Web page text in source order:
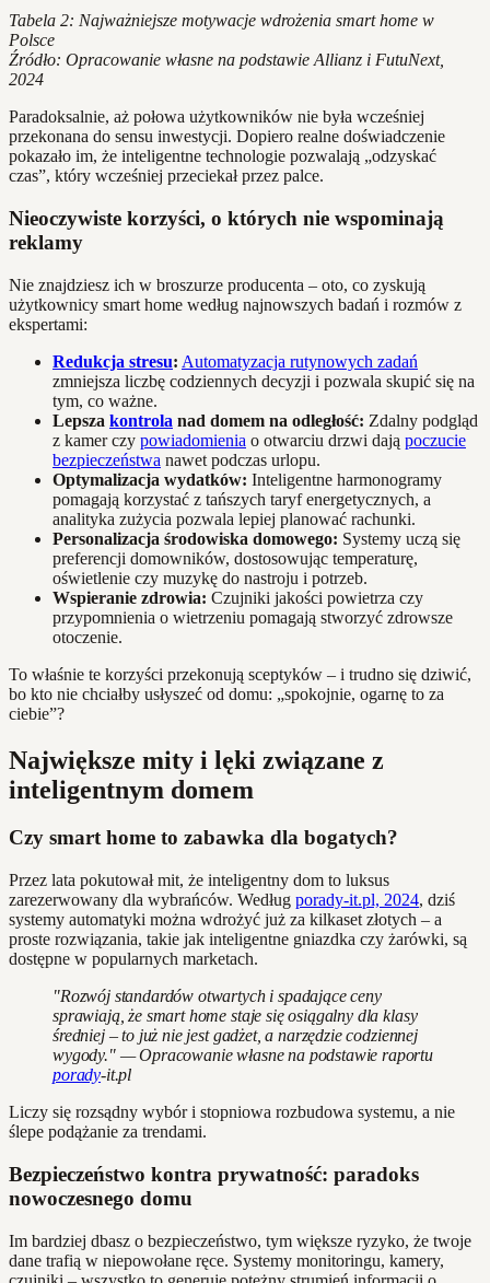
Tabela 2: Najważniejsze motywacje wdrożenia smart home w
Polsce
Źródło: Opracowanie własne na podstawie Allianz i FutuNext,
2024
Paradoksalnie, aż połowa użytkowników nie była wcześniej
przekonana do sensu inwestycji. Dopiero realne doświadczenie
pokazało im, że inteligentne technologie pozwalają „odzyskać
czas”, który wcześniej przeciekał przez palce.
Nieoczywiste korzyści, o których nie wspominają
reklamy
Nie znajdziesz ich w broszurze producenta – oto, co zyskują
użytkownicy smart home według najnowszych badań i rozmów z
ekspertami:
Redukcja stresu: Automatyzacja rutynowych zadań
zmniejsza liczbę codziennych decyzji i pozwala skupić się na
tym, co ważne.
Lepsza kontrola nad domem na odległość: Zdalny podgląd
z kamer czy powiadomienia o otwarciu drzwi dają poczucie
bezpieczeństwa nawet podczas urlopu.
Optymalizacja wydatków: Inteligentne harmonogramy
pomagają korzystać z tańszych taryf energetycznych, a
analityka zużycia pozwala lepiej planować rachunki.
Personalizacja środowiska domowego: Systemy uczą się
preferencji domowników, dostosowując temperaturę,
oświetlenie czy muzykę do nastroju i potrzeb.
Wspieranie zdrowia: Czujniki jakości powietrza czy
przypomnienia o wietrzeniu pomagają stworzyć zdrowsze
otoczenie.
To właśnie te korzyści przekonują sceptyków – i trudno się dziwić,
bo kto nie chciałby usłyszeć od domu: „spokojnie, ogarnę to za
ciebie”?
Największe mity i lęki związane z
inteligentnym domem
Czy smart home to zabawka dla bogatych?
Przez lata pokutował mit, że inteligentny dom to luksus
zarezerwowany dla wybrańców. Według porady-it.pl, 2024, dziś
systemy automatyki można wdrożyć już za kilkaset złotych – a
proste rozwiązania, takie jak inteligentne gniazdka czy żarówki, są
dostępne w popularnych marketach.
"Rozwój standardów otwartych i spadające ceny
sprawiają, że smart home staje się osiągalny dla klasy
średniej – to już nie jest gadżet, a narzędzie codziennej
wygody." — Opracowanie własne na podstawie raportu
porady-it.pl
Liczy się rozsądny wybór i stopniowa rozbudowa systemu, a nie
ślepe podążanie za trendami.
Bezpieczeństwo kontra prywatność: paradoks
nowoczesnego domu
Im bardziej dbasz o bezpieczeństwo, tym większe ryzyko, że twoje
dane trafią w niepowołane ręce. Systemy monitoringu, kamery,